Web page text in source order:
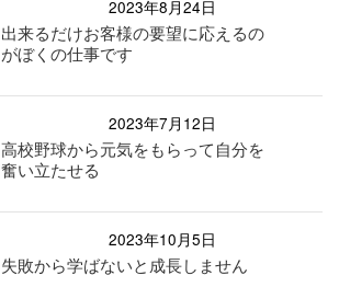
2023年8月24日
出来るだけお客様の要望に応えるの
がぼくの仕事です
2023年7月12日
高校野球から元気をもらって自分を
奮い立たせる
2023年10月5日
失敗から学ばないと成長しません